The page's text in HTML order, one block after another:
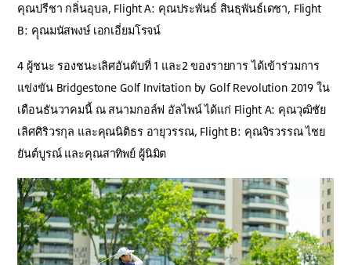
คุณปรีชา กลิ่นอุบล, Flight A: คุณประพันธ์ สินธุพันธ์เดชา, Flight
B: คุุณมนัสพงษ์ เอกเอี่ยมโรจน์
4 ผู้ชนะ รองชนะเลิศอันดับที่ 1 และ2 ของรายการ ได้เข้าร่วมการ
แข่งขัน Bridgestone Golf Invitation by Golf Revolution 2019 ใน
เดือนธันวาคมนี้ ณ สนามกอล์ฟ อัลไพน์ ได้แก่ Flight A: คุณวุฒิชัย
เลิศศิริวรกุล และคุณนิติธร อายุวรรณ, Flight B: คุณจิรวรรณ ไชย
ยันต์บูรณ์ และคุณสาทิพย์ ผู้นิมิต